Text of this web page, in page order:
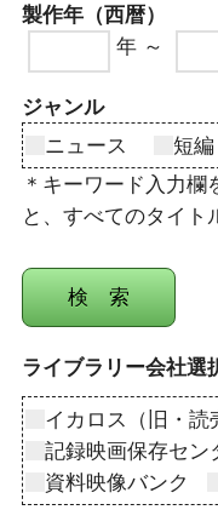
製作年（西暦）
年 ～
ジャンル
ニュース
短
＊キーワード入力
と、すべてのタイト
ライブラリー会社
イカロス（旧・読
記録映画保存セン
資料映像バンク